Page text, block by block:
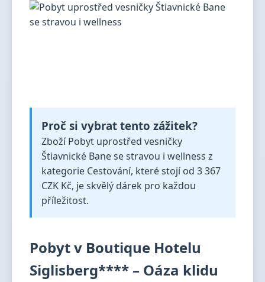
Proč si vybrat tento zážitek?
Zboží Pobyt uprostřed vesničky
Štiavnické Bane se stravou i wellness z
kategorie Cestování, které stojí od 3 367
CZK Kč, je skvělý dárek pro každou
příležitost.
Pobyt v Boutique Hotelu
Siglisberg**** – Oáza klidu